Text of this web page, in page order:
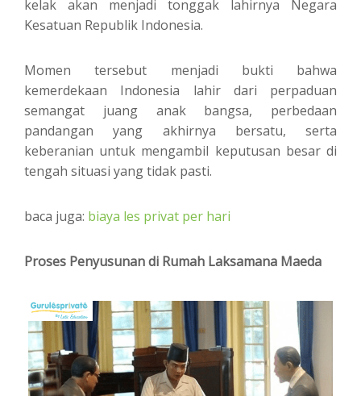
kelak akan menjadi tonggak lahirnya Negara
Kesatuan Republik Indonesia.
Momen tersebut menjadi bukti bahwa
kemerdekaan Indonesia lahir dari perpaduan
semangat juang anak bangsa, perbedaan
pandangan yang akhirnya bersatu, serta
keberanian untuk mengambil keputusan besar di
tengah situasi yang tidak pasti.
baca juga: biaya les privat per hari
Proses Penyusunan di Rumah Laksamana Maeda